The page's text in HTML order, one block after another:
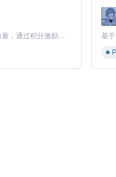
提供前所未有的技术解决方
「源启盛夏」暑期校园开发者成长计划旨在激活校园开源力量，通过积分激励、认证扶持、资源倾斜等形式，引导高校组织和开发者完成「入驻 — 建项目 — 做贡献 — 获认证 — 得资源」的完整闭环。无论你是想带领社团入驻平台的组织者，还是希望用代码贡献证明自己的开发者，都能在这里找到属于你的成长路径。